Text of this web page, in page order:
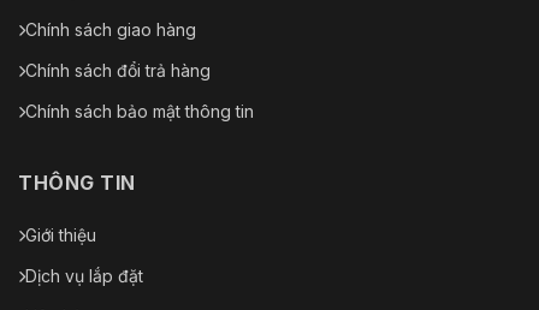
Chính sách giao hàng
Chính sách đổi trả hàng
Chính sách bảo mật thông tin
THÔNG TIN
Giới thiệu
Dịch vụ lắp đặt